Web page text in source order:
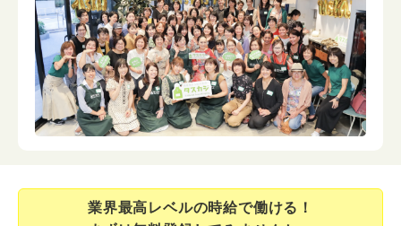
業界最⾼レベルの時給で働ける！